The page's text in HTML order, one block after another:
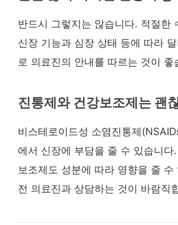
반드시 그렇지는 않습니다. 적절한
신장 기능과 심장 상태 등에 따라
로 의료진의 안내를 따르는 것이 좋
진통제와 건강보조제는 괜
비스테로이드성 소염진통제
에서 신장에 부담을 줄 수 있습니다
보조제도 성분에 따라 영향을 줄 수
전 의료진과 상담하는 것이 바람직